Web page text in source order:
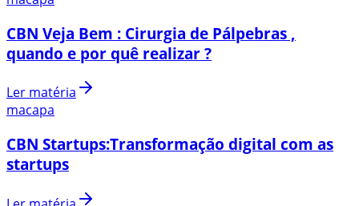
CBN Veja Bem : Cirurgia de Pálpebras ,
quando e por quê realizar ?
Ler matéria
macapa
CBN Startups:Transformação digital com as
startups